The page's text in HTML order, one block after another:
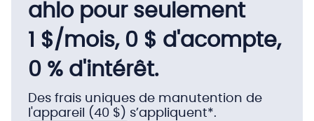
ahlo pour seulement
1 $/mois, 0 $ d'acompte,
0 % d'intérêt.
Des frais uniques de manutention de
l'appareil (40 $) s’appliquent*.